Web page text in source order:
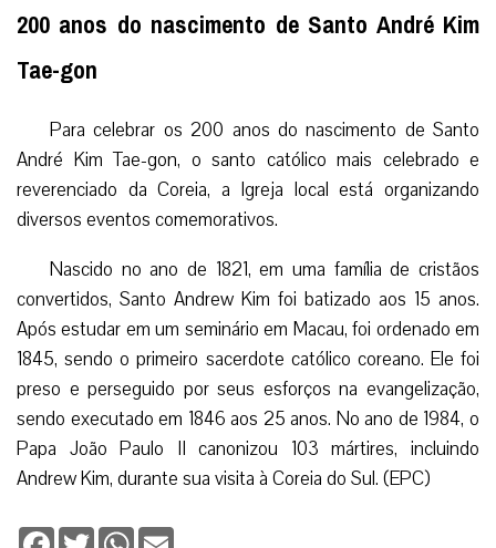
200 anos do nascimento de Santo André Kim
Tae-gon
Para celebrar os 200 anos do nascimento de Santo
André Kim Tae-gon, o santo católico mais celebrado e
reverenciado da Coreia, a Igreja local está organizando
diversos eventos comemorativos.
Nascido no ano de 1821, em uma família de cristãos
convertidos, Santo Andrew Kim foi batizado aos 15 anos.
Após estudar em um seminário em Macau, foi ordenado em
1845, sendo o primeiro sacerdote católico coreano. Ele foi
preso e perseguido por seus esforços na evangelização,
sendo executado em 1846 aos 25 anos. No ano de 1984, o
Papa João Paulo II canonizou 103 mártires, incluindo
Andrew Kim, durante sua visita à Coreia do Sul. (EPC)
Facebook
TwitterWhatsApp